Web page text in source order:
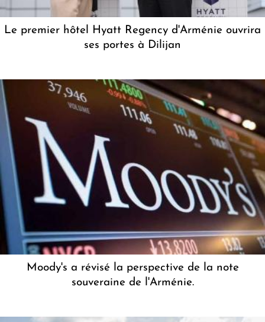
Le premier hôtel Hyatt Regency d'Arménie ouvrira
ses portes à Dilijan
Moody's a révisé la perspective de la note
souveraine de l'Arménie.